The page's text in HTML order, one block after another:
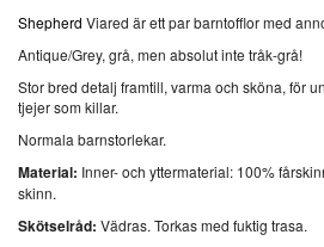
Shepherd Viared är ett par barntofflor med
Antique/Grey, grå, men absolut inte tråk-grå!
Stor bred detalj framtill, varma och sköna, för
tjejer som killar.
Normala barnstorlekar.
Material: Inner- och yttermaterial: 100%
skinn.
Skötselråd: Vädras. Torkas med fuktig trasa.